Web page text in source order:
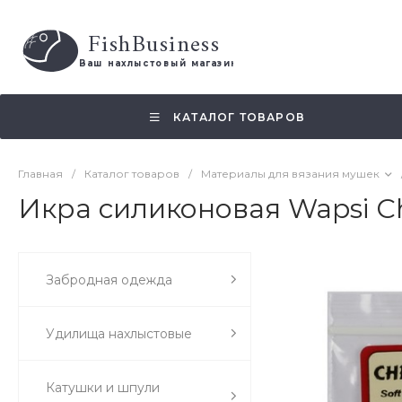
FishBusiness
Ваш нахлыстовый магазин
КАТАЛОГ ТОВАРОВ
Главная / Каталог товаров / Материалы для вязания мушек
Икра силиконовая Wapsi
Забродная одежда
Удилища нахлыстовые
Катушки и шпули